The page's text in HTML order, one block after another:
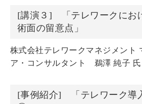
[講演３] 「テレワークにお
術面の留意点」
株式会社テレワークマネジメント
ア・コンサルタント 鵜澤 純子 氏
[事例紹介] 「テレワーク導